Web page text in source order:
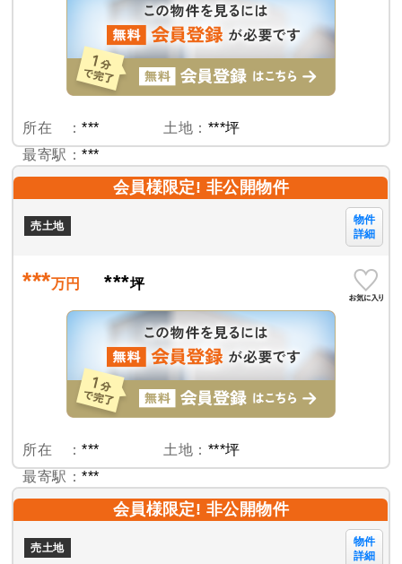
所在 ：***
最寄駅：***
土地： ***坪
会員様限定! 非公開物件
売土地
物件
詳細
***万円 ***坪
所在 ：***
最寄駅：***
土地： ***坪
会員様限定! 非公開物件
売土地
物件
詳細